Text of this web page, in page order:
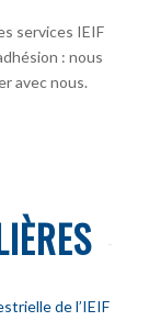
services IEIF
: nous
avec nous.
de l’IEIF